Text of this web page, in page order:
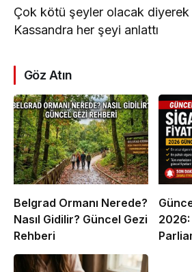
Çok kötü şeyler olacak
Kassandra her şeyi anlattı
Göz Atın
Belgrad Ormanı Nerede?
Nasıl Gidilir? Güncel Gezi
Rehberi